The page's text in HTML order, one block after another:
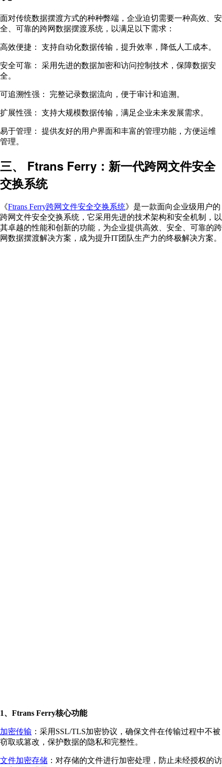
面对传统数据摆渡方式的种种弊端，企业迫切需要一种高效、安
全、可靠的跨网数据摆渡系统，以满足以下需求：
高效便捷： 支持自动化数据传输，提升效率，降低人工成本。
安全可靠： 采用先进的数据加密和访问控制技术，保障数据安
全。
可追溯性强： 完整记录数据流向，便于审计和追溯。
扩展性强： 支持大规模数据传输，满足企业未来发展需求。
易于管理： 提供友好的用户界面和丰富的管理功能，方便运维
管理。
三、 Ftrans Ferry：新一代跨网文件安全
交换系统
《Ftrans Ferry跨网文件安全交换系统》是一款面向企业级用户的
跨网文件安全交换系统，它采用先进的技术架构和安全机制，以
其卓越的性能和创新的功能，为企业提供高效、安全、可靠的跨
网数据摆渡解决方案，成为提升IT团队生产力的终极解决方案。
1、Ftrans Ferry核心功能
加密传输 ：采用SSL/TLS加密协议，确保文件在传输过程中不被
窃取或篡改，保护数据的隐私和完整性。
文件加密存储 ：对存储的文件进行加密处理，防止未经授权的访